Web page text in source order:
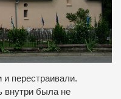
и перестраивали.
внутри была не